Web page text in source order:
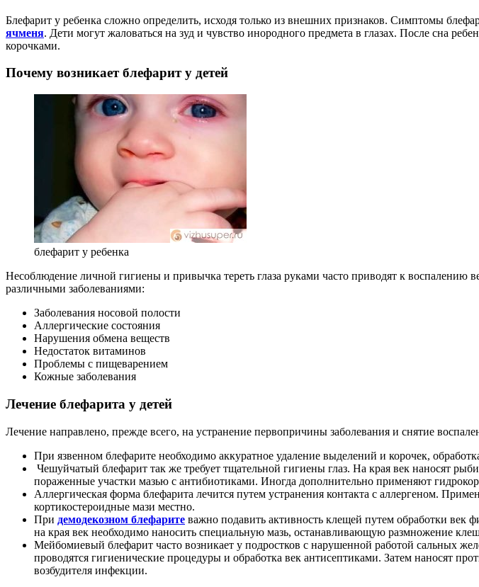
Блефарит у ребенка сложно определить, исходя только из внешних признаков. Симптомы
ячменя. Дети могут жаловаться на зуд и чувство инородного предмета в глазах. После сна
корочками.
Почему возникает блефарит у детей
блефарит у ребенка
Несоблюдение личной гигиены и привычка тереть глаза руками часто приводят к
различными заболеваниями:
Заболевания носовой полости
Аллергические состояния
Нарушения обмена веществ
Недостаток витаминов
Проблемы с пищеварением
Кожные заболевания
Лечение блефарита у детей
Лечение направлено, прежде всего, на устранение первопричины заболевания и снятие
При язвенном блефарите необходимо аккуратное удаление выделений и корочек,
Чешуйчатый блефарит так же требует тщательной гигиены глаз. На края век наносят
пораженные участки мазью с антибиотиками. Иногда дополнительно применяют
Аллергическая форма блефарита лечится путем устранения контакта с аллергеном.
кортикостероидные мази местно.
При демодекозном блефарите важно подавить активность клещей путем обработки
на края век необходимо наносить специальную мазь, останавливающую размножение
Мейбомиевый блефарит часто возникает у подростков с нарушенной работой сальных
проводятся гигиенические процедуры и обработка век антисептиками. Затем наносят
возбудителя инфекции.